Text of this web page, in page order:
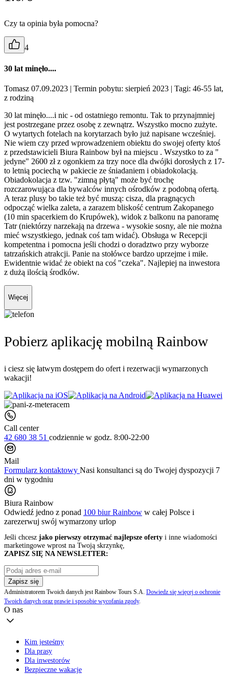
Czy ta opinia była pomocna?
4
30 lat minęło....
Tomasz 07.09.2023 | Termin pobytu: sierpień 2023 | Tagi: 46-55 lat,
z rodziną
30 lat minęło....i nic - od ostatniego remontu. Tak to przynajmniej
jest postrzegane przez osobę z zewnątrz. Wszystko mocno zużyte.
O wytartych fotelach na korytarzach było już napisane wcześniej.
Nie wiem czy przed wprowadzeniem obiektu do swojej oferty ktoś
z przedstawicieli Biura Rainbow był na miejscu . Wszystko to za "
jedyne" 2600 zł z ogonkiem za trzy noce dla dwójki dorosłych z 17-
to letnią pociechą w pakiecie ze śniadaniem i obiadokolacją.
Obiadokolacja z tzw. "zimną płytą" może być trochę
rozczarowująca dla bywalców innych ośrodków z podobną ofertą.
A teraz plusy bo takie też być muszą: cisza, dla pragnących
odpocząć wielka zaleta, a zarazem bliskość centrum Zakopanego
(10 min spacerkiem do Krupówek), widok z balkonu na panoramę
Tatr (niektórzy narzekają na drzewa - wysokie sosny, ale nie można
mieć wszystkiego, jednak coś tam widać). Obsługa w Recepcji
kompetentna i pomocna jeśli chodzi o doradztwo przy wyborze
tatrzańskich atrakcji. Panie na stołówce bardzo uprzejme i miłe.
Ewidentnie widać że obiekt na coś "czeka". Najlepiej na inwestora
z dużą ilością środków.
Więcej
Pobierz aplikację mobilną Rainbow
i ciesz się łatwym dostępem do ofert i rezerwacji wymarzonych
wakacji!
Call center
42 680 38 51 codziennie w godz. 8:00-22:00
Mail
Formularz kontaktowy Nasi konsultanci są do Twojej dyspozycji 7
dni w tygodniu
Biura Rainbow
Odwiedź jedno z ponad 100 biur Rainbow w całej Polsce i
zarezerwuj swój wymarzony urlop
Jeśli chcesz jako pierwszy otrzymać najlepsze oferty i inne wiadomości
marketingowe wprost na Twoją skrzynkę,
ZAPISZ SIĘ NA NEWSLETTER:
Zapisz się
Administratorem Twoich danych jest Rainbow Tours S.A. Dowiedz się więcej o ochronie
Twoich danych oraz prawie i sposobie wycofania zgody.
O nas
Kim jesteśmy
Dla prasy
Dla inwestorów
Bezpieczne wakacje